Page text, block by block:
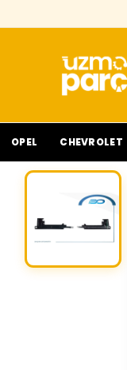
OPEL CHEVROLET